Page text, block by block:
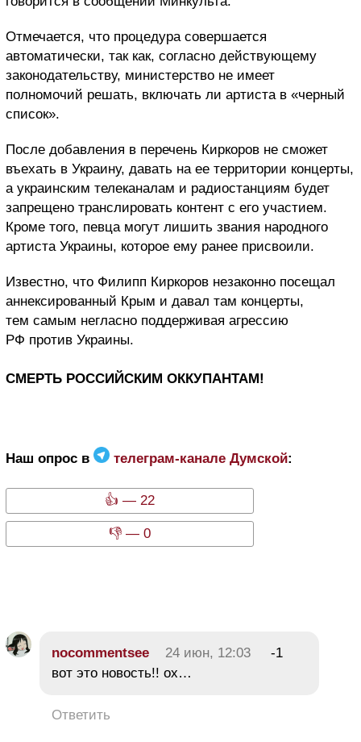
Отмечается, что процедура совершается
автоматически, так как, согласно действующему
законодательству, министерство не имеет
полномочий решать, включать ли артиста в «черный
список».
После добавления в перечень Киркоров не сможет
въехать в Украину, давать на ее территории концерты,
а украинским телеканалам и радиостанциям будет
запрещено транслировать контент с его участием.
Кроме того, певца могут лишить звания народного
артиста Украины, которое ему ранее присвоили.
Известно, что Филипп Киркоров незаконно посещал
аннексированный Крым и давал там концерты,
тем самым негласно поддерживая агрессию
РФ против Украины.
СМЕРТЬ РОССИЙСКИМ ОККУПАНТАМ!
Наш опрос в телеграм-канале Думской:
👍 — 22
👎 — 0
nocommentsee 24 июн, 12:03
-1
вот это новость!! ох…
Ответить